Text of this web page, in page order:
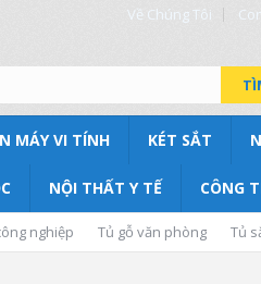
Về Chúng Tôi
MÁY VI TÍNH KÉT SẮT
NỘI THẤT Y TẾ CÔNG
nghiệp Tủ gỗ văn phòng Tủ